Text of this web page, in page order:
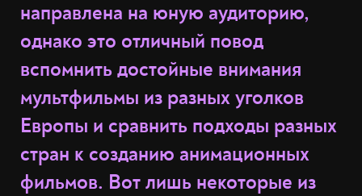
направлена на юную аудиторию,
однако это отличный повод
вспомнить достойные внимания
мультфильмы из разных уголков
Европы и сравнить подходы разных
стран к созданию анимационных
фильмов. Вот лишь некоторые из